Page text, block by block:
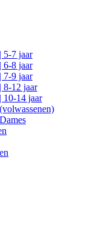
5-7 jaar
6-8 jaar
7-9 jaar
8-12 jaar
10-14 jaar